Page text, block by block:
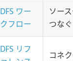
DFS ワー
クフロー
ソー
つな
DFS リフ
コネ